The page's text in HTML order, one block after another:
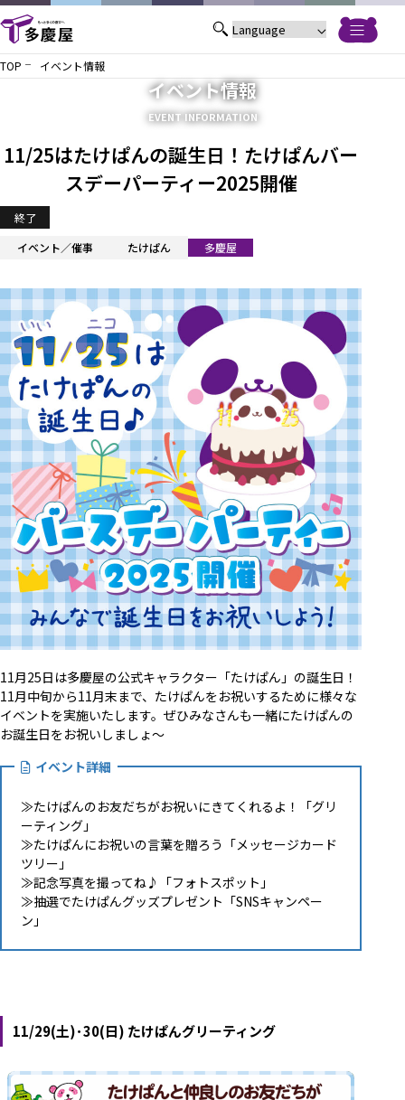
TOP イベント情報
イベント情報
EVENT INFORMATION
11/25はたけぱんの誕生日！たけぱんバー
スデーパーティー2025開催
終了
イベント／催事
たけぱん 多慶屋
11月25日は多慶屋の公式キャラクター「たけぱん」の誕生日！
11月中旬から11月末まで、たけぱんをお祝いするために様々な
イベントを実施いたします。ぜひみなさんも一緒にたけぱんの
お誕生日をお祝いしましょ～
イベント詳細
≫たけぱんのお友だちがお祝いにきてくれるよ！「グリ
ーティング」
≫たけぱんにお祝いの言葉を贈ろう「メッセージカード
ツリー」
≫記念写真を撮ってね♪「フォトスポット」
≫抽選でたけぱんグッズプレゼント「SNSキャンペー
ン」
11/29(土)･30(日) たけぱんグリーティング